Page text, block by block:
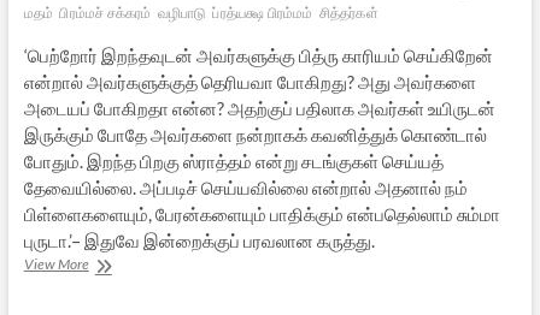
மதம் பிரம்மச் சக்கரம் வழிபாடு ப்ரத்யக்ஷ பிரம்மம் சித்தர்கள்
‘பெற்றோர் இறந்தவுடன் அவர்களுக்கு பித்ரு காரியம் செய்கிறேன்
என்றால் அவர்களுக்குத் தெரியவா போகிறது? அது அவர்களை
அடையப் போகிறதா என்ன? அதற்குப் பதிலாக அவர்கள் உயிருடன்
இருக்கும் போதே அவர்களை நன்றாகக் கவனித்துக் கொண்டால்
போதும். இறந்த பிறகு ஸ்ராத்தம் என்று சடங்குகள் செய்யத்
தேவையில்லை. அப்படிச் செய்யவில்லை என்றால் அதனால் நம்
பிள்ளைகளையும், பேரன்களையும் பாதிக்கும் என்பதெல்லாம் சும்மா
புருடா.’– இதுவே இன்றைக்குப் பரவலான கருத்து.
View Moreபிரபஞ்சம்